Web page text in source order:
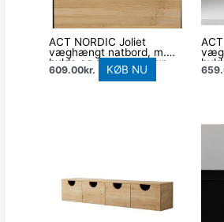
ACT NORDIC Joliet
væghængt natbord, m.
hylde og skuffe – natur
bambus og sort metal
609.00kr. KØB NU